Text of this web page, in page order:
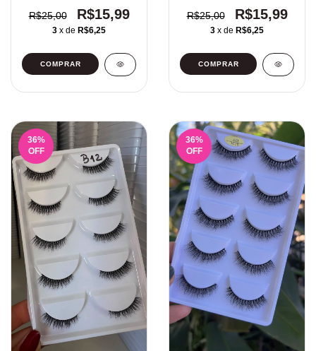
R$25,00 R$15,99
3 x de R$6,25
R$25,00 R$15,99
3 x de R$6,25
36%
OFF
36%
OFF